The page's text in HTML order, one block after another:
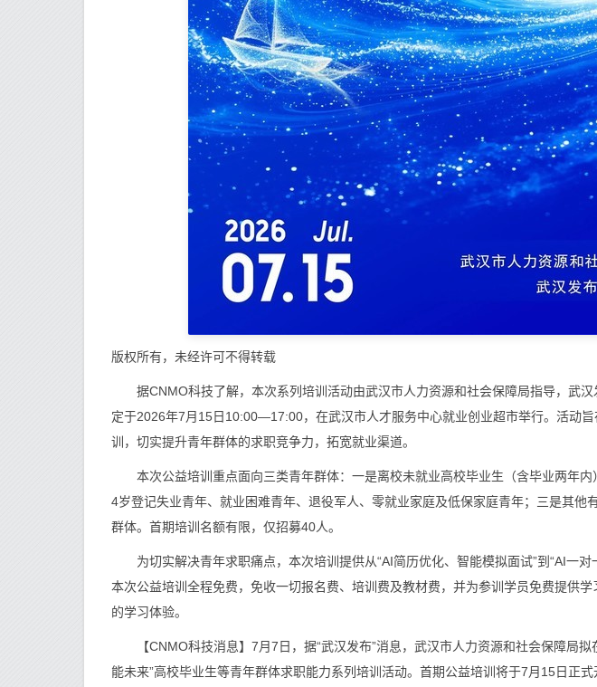
版权所有，未经许可不得转载
据CNMO科技了解，本次系列培训活动由武汉市人力资源和社会保障局指导，武汉
定于2026年7月15日10:00—17:00，在武汉市人才服务中心就业创业超市举行。活动
训，切实提升青年群体的求职竞争力，拓宽就业渠道。
本次公益培训重点面向三类青年群体：一是离校未就业高校毕业生（含毕业两年内
4岁登记失业青年、就业困难青年、退役军人、零就业家庭及低保家庭青年；三是其他
群体。首期培训名额有限，仅招募40人。
为切实解决青年求职痛点，本次培训提供从“AI简历优化、智能模拟面试”到“AI一对
本次公益培训全程免费，免收一切报名费、培训费及教材费，并为参训学员免费提供
的学习体验。
【CNMO科技消息】7月7日，据“武汉发布”消息，武汉市人力资源和社会保障局拟
能未来”高校毕业生等青年群体求职能力系列培训活动。首期公益培训将于7月15日正式